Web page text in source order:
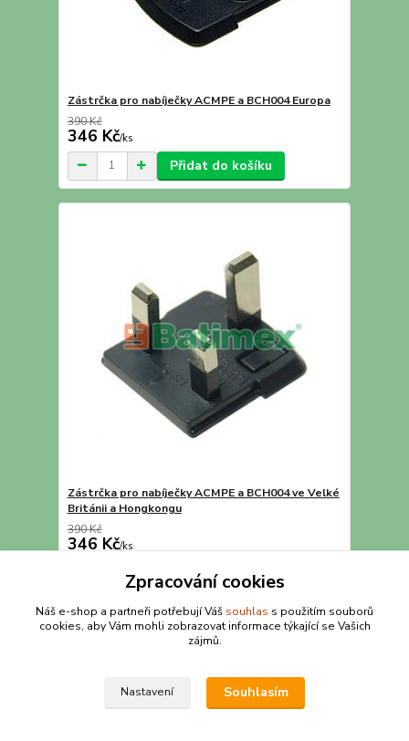
Zástrčka pro nabíječky ACMPE a BCH004 Europa
390 Kč
346 Kč/ks
Přidat do košíku
Zástrčka pro nabíječky ACMPE a BCH004 ve Velké
Británii a Hongkongu
390 Kč
346 Kč/ks
Přidat do košíku
strana z 1
Zpracování cookies
Náš e-shop a partneři potřebují Váš souhlas s použitím souborů
cookies, aby Vám mohli zobrazovat informace týkající se Vašich
zájmů.
Nastavení Souhlasím